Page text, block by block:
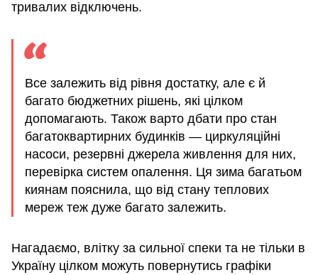
тривалих відключень.
Все залежить від рівня достатку, але є й
багато бюджетних рішень, які цілком
допомагають. Також варто дбати про стан
багатоквартирних будинків — циркуляційні
насоси, резервні джерела живлення для них,
перевірка систем опалення. Ця зима багатьом
киянам пояснила, що від стану теплових
мереж теж дуже багато залежить.
Нагадаємо, влітку за сильної спеки та не тільки в
Україну цілком можуть повернутись графіки